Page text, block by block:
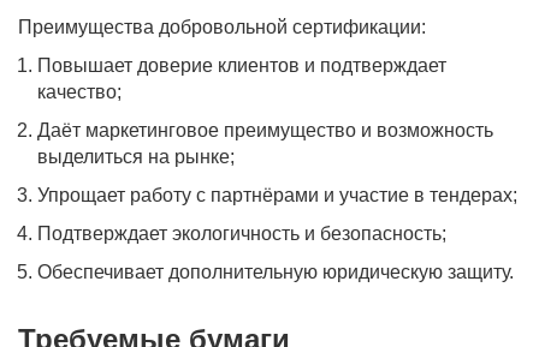
Преимущества добровольной сертификации:
Повышает доверие клиентов и подтверждает
качество;
Даёт маркетинговое преимущество и возможность
выделиться на рынке;
Упрощает работу с партнёрами и участие в тендерах;
Подтверждает экологичность и безопасность;
Обеспечивает дополнительную юридическую защиту.
Требуемые бумаги